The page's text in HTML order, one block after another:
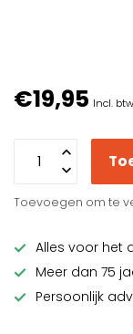
€19,95 Incl. btw
Toevoegen om te
Alles voor het
Meer dan 75
Persoonlijk